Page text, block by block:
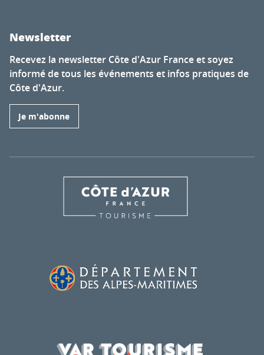
Newsletter
Recevez la newsletter Côte d'Azur France et soyez
informé de tous les événements et infos pratiques de
Côte d'Azur.
Je m'abonne